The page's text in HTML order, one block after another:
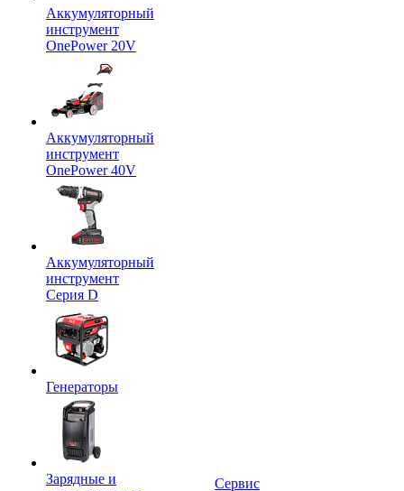
Аккумуляторный
инструмент
OnePower 20V
Аккумуляторный
инструмент
OnePower 40V
Аккумуляторный
инструмент
Серия D
Генераторы
Зарядные и
Сервис